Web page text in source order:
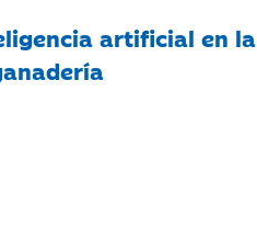
artificial en la